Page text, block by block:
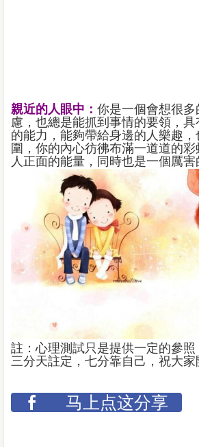
親近的人眼中： 你是一個會想很
慮，也總是能抓到事情的要領，
的能力，能夠帶給身邊的人樂趣
圍，你的內心彷彿布滿一道道的彩
人正面的能量，同時也是一個厲害
註：心理測試只是提供一定的參照
三分天註定，七分靠自己，祝大家
马上点这分享